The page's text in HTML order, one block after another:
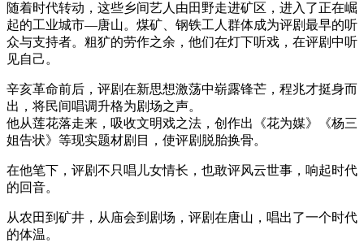
随着时代转动，这些乡间艺人由田野走进矿区，进入了正在崛
起的工业城市—唐山。煤矿、钢铁工人群体成为评剧最早的听
众与支持者。粗犷的劳作之余，他们在灯下听戏，在评剧中听
见自己。
辛亥革命前后，评剧在新思想激荡中崭露锋芒，程兆才挺身而
出，将民间唱调升格为剧场之声。
他从莲花落走来，吸收文明戏之法，创作出《花为媒》《杨三
姐告状》等现实题材剧目，使评剧脱胎换骨。
在他笔下，评剧不只唱儿女情长，也敢评风云世事，响起时代
的回音。
从农田到矿井，从庙会到剧场，评剧在唐山，唱出了一个时代
的体温。